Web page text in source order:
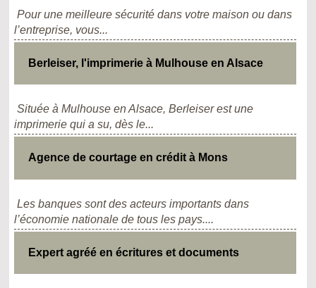
Pour une meilleure sécurité dans votre maison ou dans
l’entreprise, vous...
Berleiser, l'imprimerie à Mulhouse en Alsace
Située à Mulhouse en Alsace, Berleiser est une
imprimerie qui a su, dès le...
Agence de courtage en crédit à Mons
Les banques sont des acteurs importants dans
l’économie nationale de tous les pays....
Expert agréé en écritures et documents